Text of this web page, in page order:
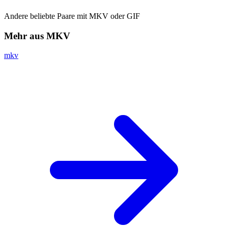
Andere beliebte Paare mit MKV oder GIF
Mehr aus MKV
mkv